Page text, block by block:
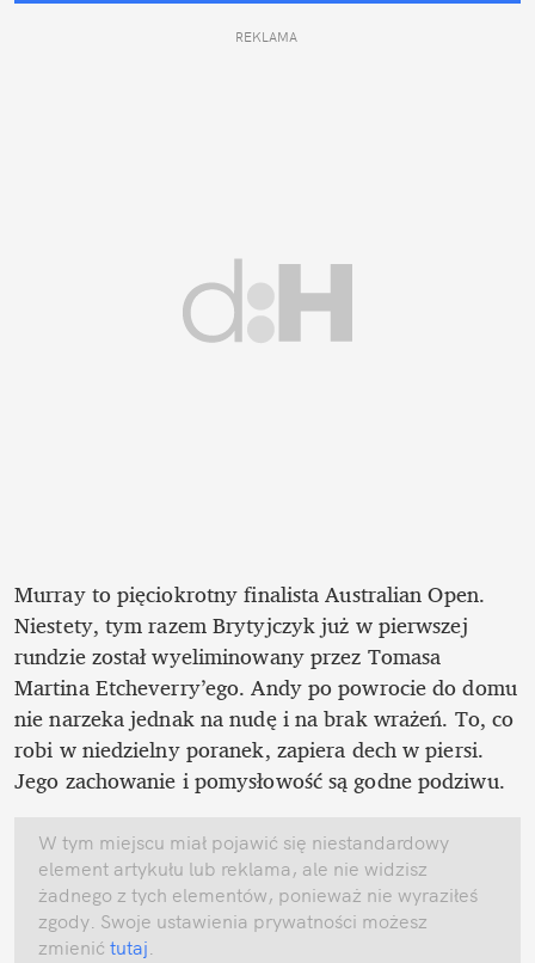
REKLAMA
Murray to pięciokrotny finalista Australian Open.
Niestety, tym razem Brytyjczyk już w pierwszej
rundzie został wyeliminowany przez Tomasa
Martina Etcheverry’ego. Andy po powrocie do domu
nie narzeka jednak na nudę i na brak wrażeń. To, co
robi w niedzielny poranek, zapiera dech w piersi.
Jego zachowanie i pomysłowość są godne podziwu.
W tym miejscu miał pojawić się niestandardowy
element artykułu lub reklama, ale nie widzisz
żadnego z tych elementów, ponieważ nie wyraziłeś
zgody. Swoje ustawienia prywatności możesz
zmienić tutaj